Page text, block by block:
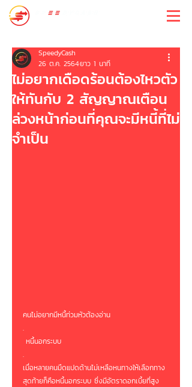
ไม่อยากเดือดร้อนต้องไหวตัว
ให้ทันกับ 2 สัญญาณเตือน
ล่วงหน้าก่อนที่คุณจะมีหนี้ที่ไม่
จำเป็น
SpeedyCash
26 ต.ค. 2564ยาว 1 นาที
คนไม่อยากมีหนี้ท่วมหัวต้องอ่าน
.
หนี้นอกระบบ
.
เมื่อหลายคนมืดแปดด้านไม่เหลือหนทางให้เลือกทาง
สุดท้ายก็คือหนี้นอกระบบ ซึ่งมีอัตราดอกเบี้ยที่สูง